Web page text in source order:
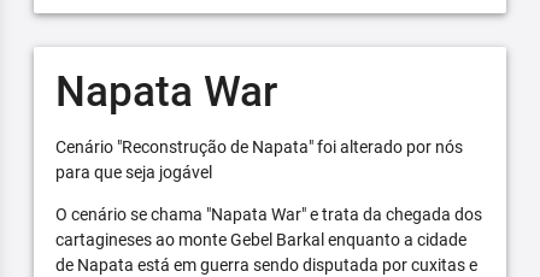
Napata War
Cenário "Reconstrução de Napata" foi alterado por nós
para que seja jogável
O cenário se chama "Napata War" e trata da chegada dos
cartagineses ao monte Gebel Barkal enquanto a cidade
de Napata está em guerra sendo disputada por cuxitas e